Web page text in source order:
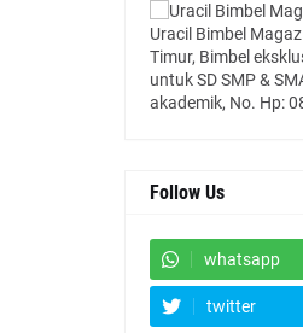
Uracil Bimbel
Timur, Bimbel
untuk SD SMP &
akademik, No. Hp:
Follow Us
whatsapp
twitter